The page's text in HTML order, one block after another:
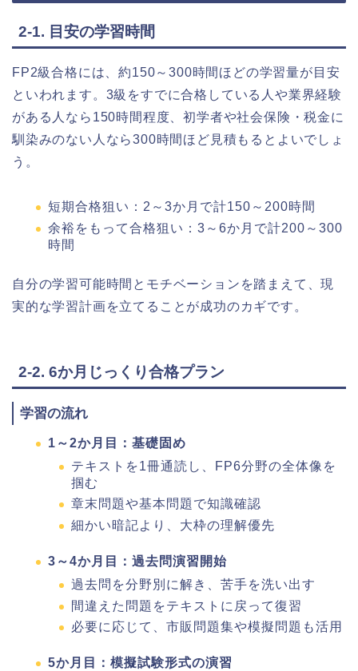
2-1. 目安の学習時間
FP2級合格には、約150～300時間ほどの学習量が目安
といわれます。3級をすでに合格している人や業界経験
がある人なら150時間程度、初学者や社会保険・税金に
馴染みのない人なら300時間ほど見積もるとよいでしょ
う。
短期合格狙い：2～3か月で計150～200時間
余裕をもって合格狙い：3～6か月で計200～300
時間
自分の学習可能時間とモチベーションを踏まえて、現
実的な学習計画を立てることが成功のカギです。
2-2. 6か月じっくり合格プラン
学習の流れ
1～2か月目：基礎固め
テキストを1冊通読し、FP6分野の全体像を
掴む
章末問題や基本問題で知識確認
細かい暗記より、大枠の理解優先
3～4か月目：過去問演習開始
過去問を分野別に解き、苦手を洗い出す
間違えた問題をテキストに戻って復習
必要に応じて、市販問題集や模擬問題も活用
5か月目：模擬試験形式の演習